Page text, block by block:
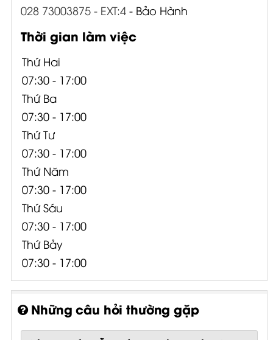
028 73003875 - EXT:4- Bảo Hành
Thời gian làm việc
Thứ Hai
07:30 - 17:00
Thứ Ba
07:30 - 17:00
Thứ Tư
07:30 - 17:00
Thứ Năm
07:30 - 17:00
Thứ Sáu
07:30 - 17:00
Thứ Bảy
07:30 - 17:00
Những câu hỏi thường gặp